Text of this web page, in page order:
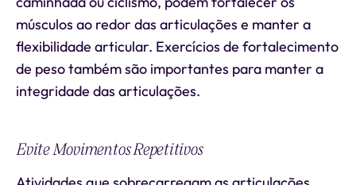
músculos ao redor das articulações e manter a
flexibilidade articular. Exercícios de fortalecimento
de peso também são importantes para manter a
integridade das articulações.
Evite Movimentos Repetitivos